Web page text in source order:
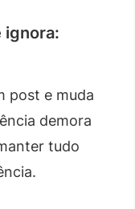
ignora:
post e muda
demora
tudo